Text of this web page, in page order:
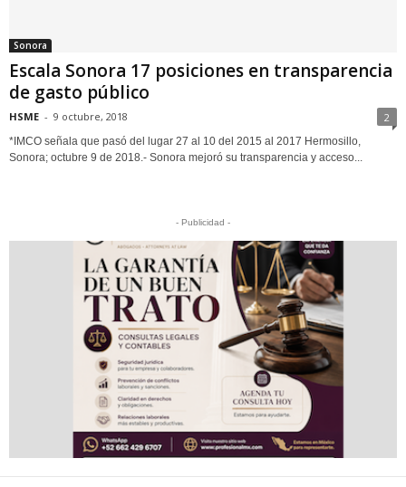
Sonora
Escala Sonora 17 posiciones en transparencia
de gasto público
HSME - 9 octubre, 2018 2
*IMCO señala que pasó del lugar 27 al 10 del 2015 al 2017 Hermosillo,
Sonora; octubre 9 de 2018.- Sonora mejoró su transparencia y acceso...
- Publicidad -